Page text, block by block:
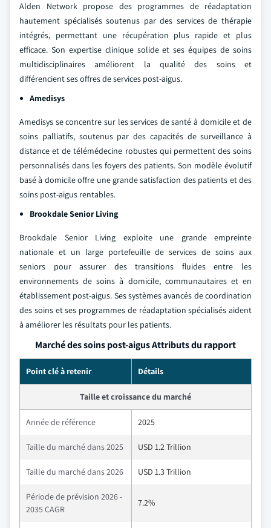
Alden Network propose des programmes de réadaptation
hautement spécialisés soutenus par des services de thérapie
intégrés, permettant une récupération plus rapide et plus
efficace. Son expertise clinique solide et ses équipes de soins
multidisciplinaires améliorent la qualité des soins et
différencient ses offres de services post-aigus.
Amedisys
Amedisys se concentre sur les services de santé à domicile et de
soins palliatifs, soutenus par des capacités de surveillance à
distance et de télémédecine robustes qui permettent des soins
personnalisés dans les foyers des patients. Son modèle évolutif
basé à domicile offre une grande satisfaction des patients et des
soins post-aigus rentables.
Brookdale Senior Living
Brookdale Senior Living exploite une grande empreinte
nationale et un large portefeuille de services de soins aux
seniors pour assurer des transitions fluides entre les
environnements de soins à domicile, communautaires et en
établissement post-aigus. Ses systèmes avancés de coordination
des soins et ses programmes de réadaptation spécialisés aident
à améliorer les résultats pour les patients.
Marché des soins post-aigus Attributs du rapport
Point clé à retenir Détails
Taille et croissance du marché
Année de référence 2025
Taille du marché dans 2025 USD 1.2 Trillion
Taille du marché dans 2026 USD 1.3 Trillion
Période de prévision 2026 -
2035 CAGR
7.2%